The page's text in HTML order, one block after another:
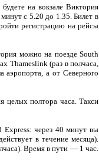
на вокзале Виктория
с 5.20 до 1.35. Билет в
регистрацию на рейсы
можно на поезде South
Thameslink (раз в полчаса,
а от Северного
целых полтора часа. Такси
через 40 минут вы
в течение месяца).
Время в пути — 1 час.